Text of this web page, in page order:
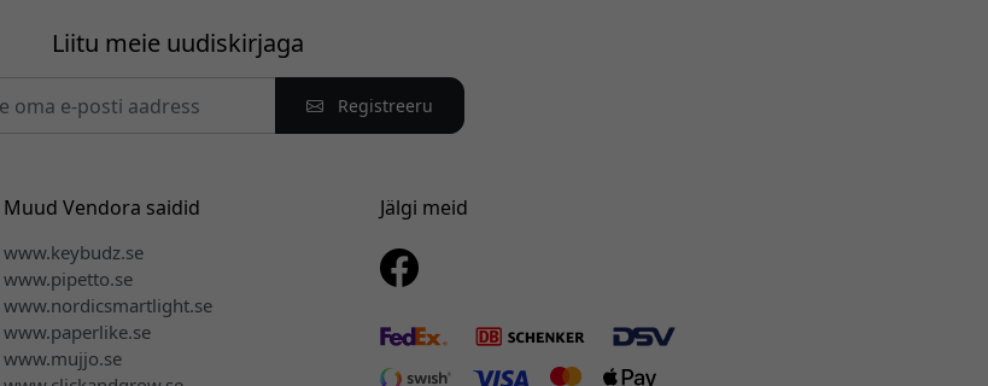
Liitu meie uudiskirjaga
Registreeru
Muud Vendora saidid
www.keybudz.se
www.pipetto.se
www.nordicsmartlight.se
www.paperlike.se
www.mujjo.se
Jälgi meid